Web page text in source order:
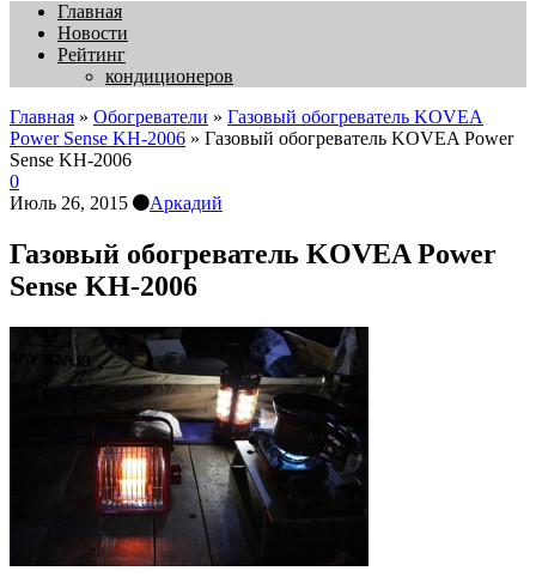
Главная
Новости
Рейтинг
кондиционеров
Главная » Обогреватели » Газовый обогреватель KOVEA
Power Sense KH-2006 » Газовый обогреватель KOVEA Power
Sense KH-2006
0
Июль 26, 2015
Аркадий
Газовый обогреватель KOVEA Power
Sense KH-2006